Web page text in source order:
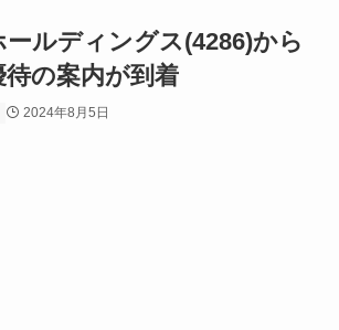
ールディングス(4286)から
待の案内が到着
2024年8月5日